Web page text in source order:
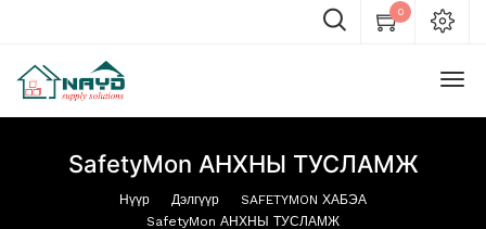
0
SafetyMon АНХНЫ ТУСЛАМЖ
Нүүр Дэлгүүр
SAFETYMON ХАБЭА
SafetyMon АНХНЫ ТУСЛАМЖ